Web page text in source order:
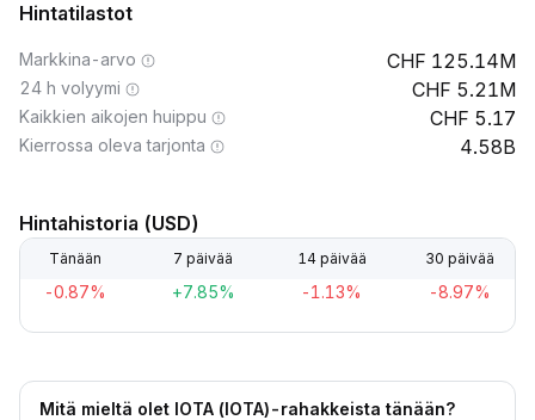
Hintatilastot
Markkina-arvo 125.14M
24 h volyymi 5.21M
Kaikkien aikojen huippu 5.17
Kierrossa oleva tarjonta 4.58B
Hintahistoria (USD)
Tänään 7 päivää 14 päivää 30 päivää
-0.87% +7.85% -1.13% -8.97%
Mitä mieltä olet IOTA (IOTA)-rahakkeista tänään?